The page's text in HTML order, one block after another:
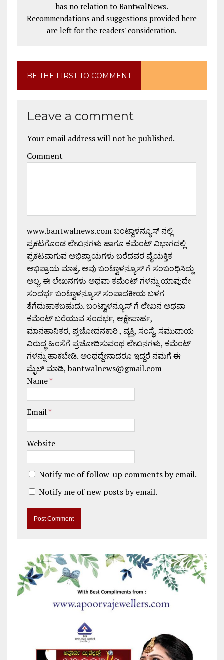
has no relation to BantwalNews.
Recommendations and suggestions provided here
are left for the readers' consideration.
BE THE FIRST TO COMMENT
Leave a comment
Your email address will not be published.
Comment
www.bantwalnews.com ಬಂಟ್ವಾಳನ್ಯೂಸ್ ನಲ್ಲಿ
ಪ್ರಕಟಗೊಂಡ ಲೇಖನಗಳು ಹಾಗೂ ಕಮೆಂಟ್ ವಿಭಾಗದಲ್ಲಿ
ಪ್ರಕಟವಾಗುವ ಅಭಿಪ್ರಾಯಗಳು ಬರೆದವರ ವೈಯಕ್ತಿಕ
ಅಭಿಪ್ರಾಯ ಮಾತ್ರ. ಅವು ಬಂಟ್ವಾಳನ್ಯೂಸ್ ಗೆ ಸಂಬಂಧಿಸಿದ್ದು
ಅಲ್ಲ. ಈ ಲೇಖನಗಳು ಅಥವಾ ಕಮೆಂಟ್ ಗಳನ್ನು ಯಾವುದೇ
ಸಂದರ್ಭ ಬಂಟ್ವಾಳನ್ಯೂಸ್ ಸಂಪಾದಕೀಯ ಬಳಗ
ತೆಗೆದುಹಾಕಬಹುದು. ಬಂಟ್ವಾಳನ್ಯೂಸ್ ಗೆ ಲೇಖನ ಅಥವಾ
ಕಮೆಂಟ್ ಬರೆಯುವ ಸಂದರ್ಭ, ಆಕ್ಷೇಪಾರ್ಹ,
ಮಾನಹಾನಿಕರ, ಪ್ರಚೋದನಕಾರಿ , ವ್ಯಕ್ತಿ, ಸಂಸ್ಥೆ, ಸಮುದಾಯ
ವಿರುದ್ಧ ಹಿಂಸೆಗೆ ಪ್ರಚೋದಿಸುವಂಥ ಲೇಖನಗಳು, ಕಮೆಂಟ್
ಗಳನ್ನು ಹಾಕಬೇಡಿ. ಅಂಥದ್ದೇನಾದರೂ ಇದ್ದರೆ ನಮಗೆ ಈ
ಮೈಲ್ ಮಾಡಿ, bantwalnews@gmail.com
Name*
Email*
Website
Notify me of follow-up comments by email.
Notify me of new posts by email.
t
e
r